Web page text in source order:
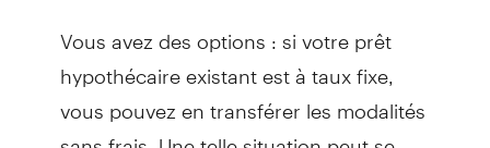
Vous avez des options : si votre prêt
hypothécaire existant est à taux fixe,
vous pouvez en transférer les modalités
sans frais. Une telle situation peut se